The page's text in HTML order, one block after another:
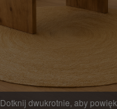
Dotknij dwukrotnie, aby